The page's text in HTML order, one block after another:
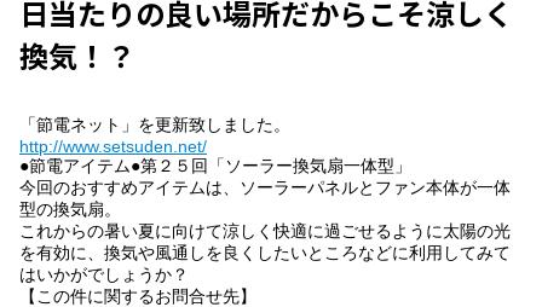
日当たりの良い場所だからこそ涼しく
換気！？
「節電ネット」を更新致しました。
http://www.setsuden.net/
●節電アイテム●第２５回「ソーラー換気扇一体型」
今回のおすすめアイテムは、ソーラーパネルとファン本体が一体
型の換気扇。
これからの暑い夏に向けて涼しく快適に過ごせるように太陽の光
を有効に、換気や風通しを良くしたいところなどに利用してみて
はいかがでしょうか？
【この件に関するお問合せ先】